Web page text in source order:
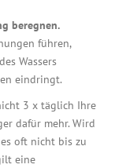
beregnen.
führen,
Wassers
eindringt.
3 x täglich Ihre
dafür mehr. Wird
oft nicht bis zu
eine